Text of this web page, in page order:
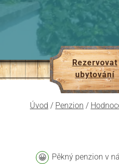
Rezervovat
ubytování
Úvod / Penzion /
Pěkný penzion v